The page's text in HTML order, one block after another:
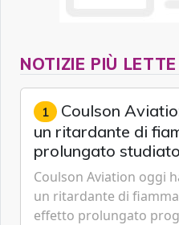
NOTIZIE PIÙ LETTE
1 Coulson
un ritardante di
prolungato
lotta aerea contro
Coulson Aviation oggi
un ritardante di
effetto prolungato